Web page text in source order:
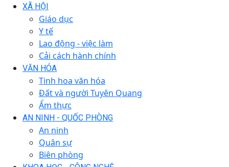
XÃ HỘI
Giáo dục
Y tế
Lao động - việc làm
Cải cách hành chính
VĂN HÓA
Tinh hoa văn hóa
Đất và người Tuyên Quang
Ẩm thực
AN NINH - QUỐC PHÒNG
An ninh
Quân sự
Biên phòng